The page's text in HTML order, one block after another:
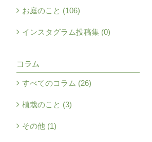
お庭のこと (106)
インスタグラム投稿集 (0)
コラム
すべてのコラム (26)
植栽のこと (3)
その他 (1)